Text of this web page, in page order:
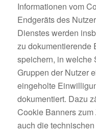
Informationen vom
Endgeräts des
Dienstes werden
zu dokumentierende
speichern, in welche
Gruppen der Nutzer
eingeholte
dokumentiert. Dazu
Cookie Banners
auch die